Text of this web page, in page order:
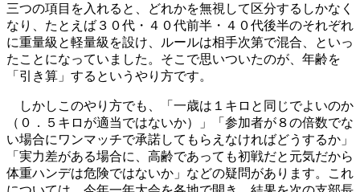
三つの項目を入れると、どれかを無視して区分するしかなく
なり、たとえば３０代・４０代前半・４０代後半のそれぞれ
に重量級と軽量級を設け、ルールは相手次第で混合、といっ
たことになっていました。そこで思いついたのが、年齢を
「引き算」するというやり方です。
しかしこのやり方でも、「一歳は１キロと同じでよいのか
（０．５キロが適当ではないか）」「参加者が８の倍数でな
い場合にワンマッチで承諾してもらえなければどうするか」
「実力差がある場合に、高齢であっても初戦だと元気だから
体重ハンデは危険ではないか」などの疑問があります。これ